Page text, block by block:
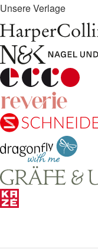
Unsere Verlage